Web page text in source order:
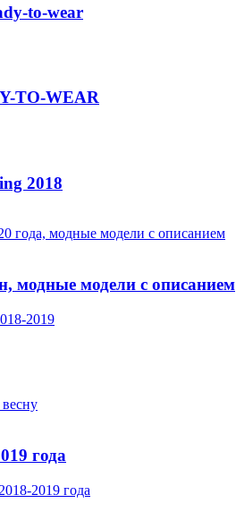
to-wear
TO-WEAR
2018
модные модели с описанием
года